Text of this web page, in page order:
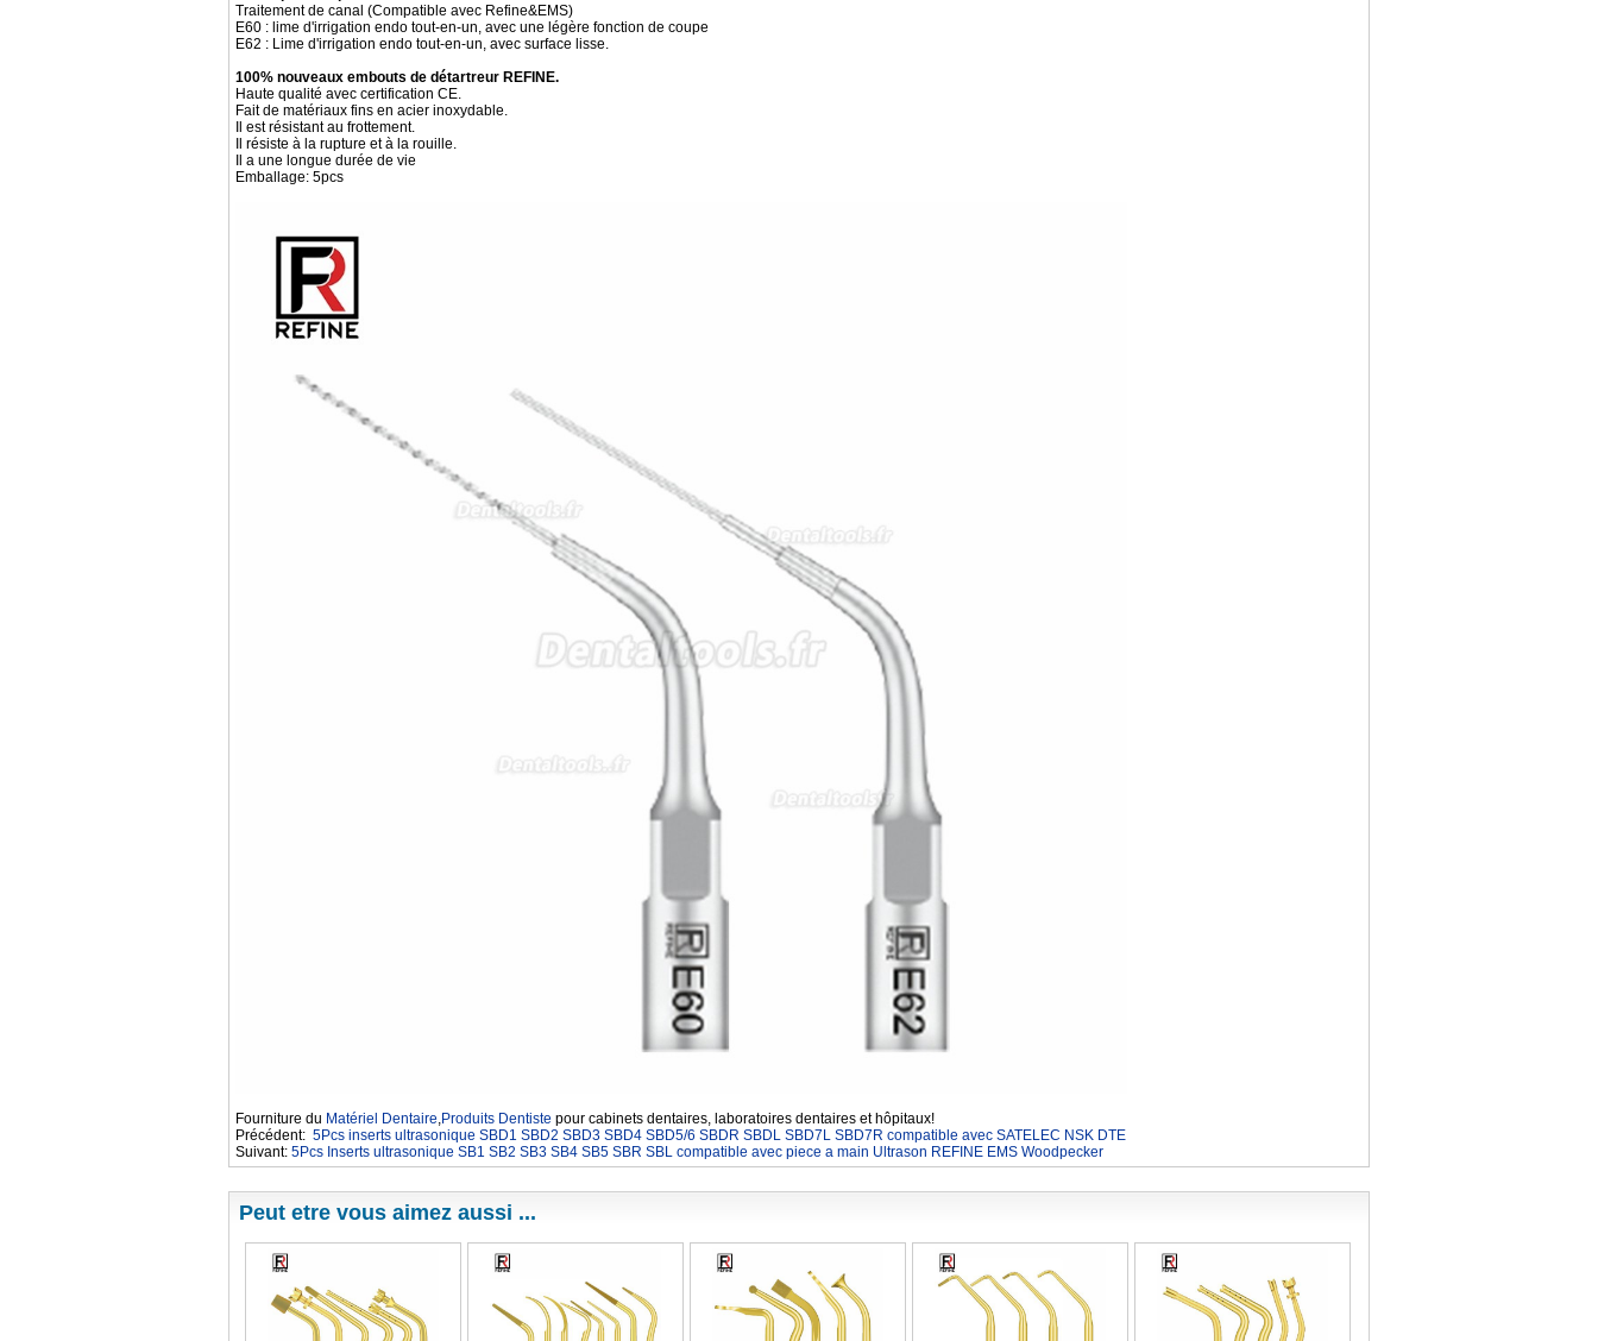
Traitement de canal (Compatible avec Refine&EMS)
E60 : lime d'irrigation endo tout-en-un, avec une légère fonction de coupe
E62 : Lime d'irrigation endo tout-en-un, avec surface lisse.
100% nouveaux embouts de détartreur REFINE.
Haute qualité avec certification CE.
Fait de matériaux fins en acier inoxydable.
Il est résistant au frottement.
Il résiste à la rupture et à la rouille.
Il a une longue durée de vie
Emballage: 5pcs
Fourniture du Matériel Dentaire,Produits Dentiste pour cabinets dentaires, laboratoires dentaires et hôpitaux!
Précédent: 5Pcs inserts ultrasonique SBD1 SBD2 SBD3 SBD4 SBD5/6 SBDR SBDL SBD7L SBD7R compatible avec SATELEC NSK DTE
Suivant: 5Pcs Inserts ultrasonique SB1 SB2 SB3 SB4 SB5 SBR SBL compatible avec piece a main Ultrason REFINE EMS Woodpecker
Peut etre vous aimez aussi ...